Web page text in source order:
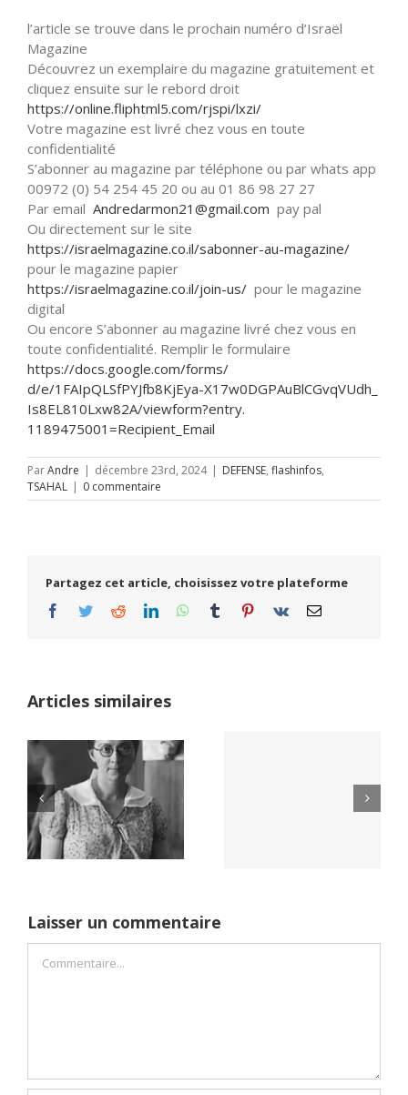
l’article se trouve dans le prochain numéro d’Israël
Magazine
Découvrez un exemplaire du magazine gratuitement et
cliquez ensuite sur le rebord droit
https://online.fliphtml5.com/rjspi/lxzi/
Votre magazine est livré chez vous en toute
confidentialité
S’abonner au magazine par téléphone ou par whats app
00972 (0) 54 254 45 20 ou au 01 86 98 27 27
Par email Andredarmon21@gmail.com pay pal
Ou directement sur le site
https://israelmagazine.co.il/sabonner-au-magazine/
pour le magazine papier
https://israelmagazine.co.il/join-us/ pour le magazine
digital
Ou encore S’abonner au magazine livré chez vous en
toute confidentialité. Remplir le formulaire
https://docs.google.com/forms/
d/e/1FAIpQLSfPYJfb8KjEya-X17w0DGPAuBlCGvqVUdh_
Is8EL810Lxw82A/viewform?entry.
1189475001=Recipient_Email
ParAndre | décembre 23rd, 2024 | DEFENSE, flashinfos,
TSAHAL | 0 commentaire
Partagez cet article, choisissez votre plateforme
Facebook
TwitterRedditLinkedInWhatsApp
Tumblr Pinterest
Vk Email
Articles similaires
Netflix Field of
Dreams (1989)
Yaïr Golan : une
Laisser un commentaire